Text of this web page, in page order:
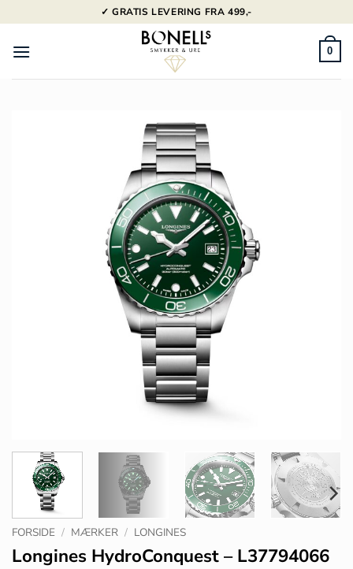
til
indhold
✓ GRATIS LEVERING FRA 499,-
0
FORSIDE / MÆRKER / LONGINES
Longines HydroConquest – L37794066